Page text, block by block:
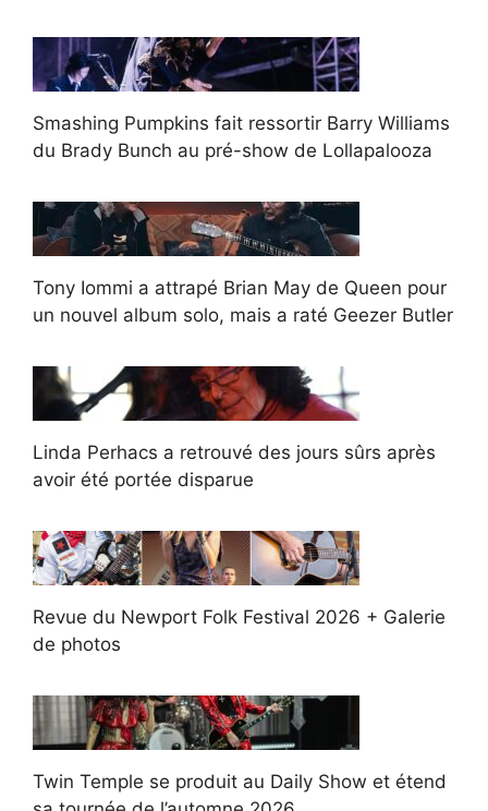
Smashing Pumpkins fait ressortir Barry Williams
du Brady Bunch au pré-show de Lollapalooza
Tony Iommi a attrapé Brian May de Queen pour
un nouvel album solo, mais a raté Geezer Butler
Linda Perhacs a retrouvé des jours sûrs après
avoir été portée disparue
Revue du Newport Folk Festival 2026 + Galerie
de photos
Twin Temple se produit au Daily Show et étend